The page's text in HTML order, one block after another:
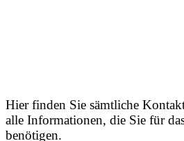
Hier finden Sie sämtliche
alle Informationen, die Sie für
benötigen.